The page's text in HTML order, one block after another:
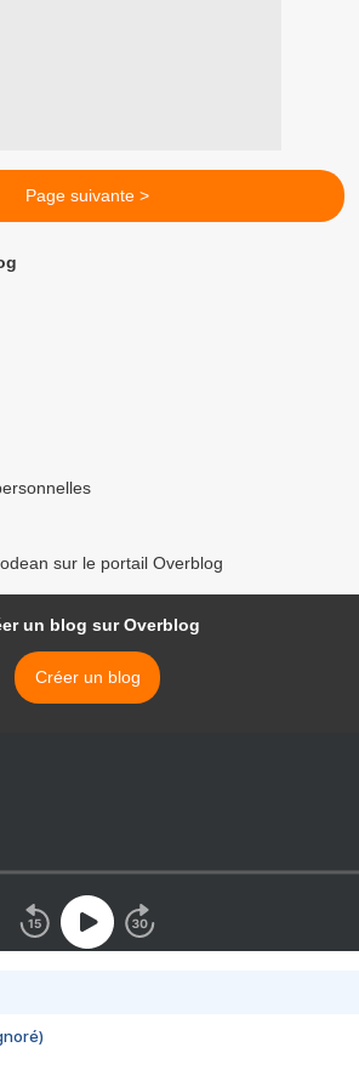
Page suivante >
sur le portail Overblog
un blog sur Overblog
Créer un blog